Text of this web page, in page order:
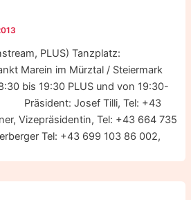
PLUS) Tanzplatz:
Marein im Mürztal / Steiermark
bis 19:30 PLUS und von 19:30-
Präsident: Josef Tilli, Tel: +43
Vizepräsidentin, Tel: +43 664 735
Tel: +43 699 103 86 002,